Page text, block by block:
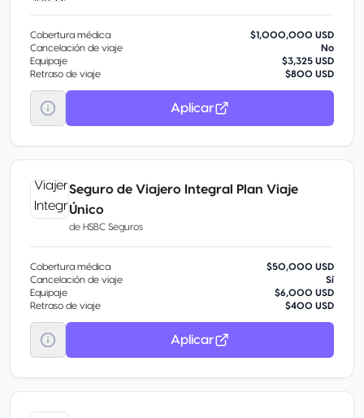
Cobertura médica
$1,000,000 USD
Cancelación de viaje
No
Equipaje
$3,325 USD
Retraso de viaje
$800 USD
Aplicar
Seguro de Viajero Integral Plan Viaje
Único
de HSBC Seguros
Cobertura médica
$50,000 USD
Cancelación de viaje
Sí
Equipaje
$6,000 USD
Retraso de viaje
$400 USD
Aplicar